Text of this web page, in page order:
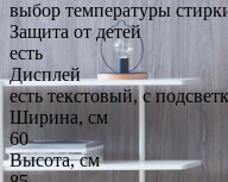
выбор температуры
Защита от детей
есть
Дисплей
есть текстовый, с
Ширина, см
60
Высота, см